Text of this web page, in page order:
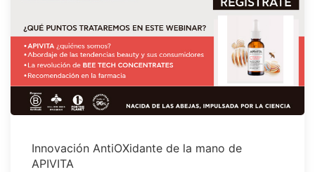
Innovación AntiOXidante de la mano de
APIVITA